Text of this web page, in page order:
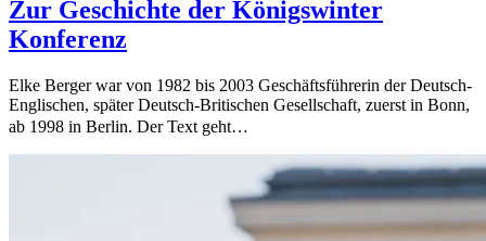
Zur Geschichte der Königswinter
Konferenz
Elke Berger war von 1982 bis 2003 Geschäftsführerin der Deutsch-
Englischen, später Deutsch-Britischen Gesellschaft, zuerst in Bonn,
ab 1998 in Berlin. Der Text geht…